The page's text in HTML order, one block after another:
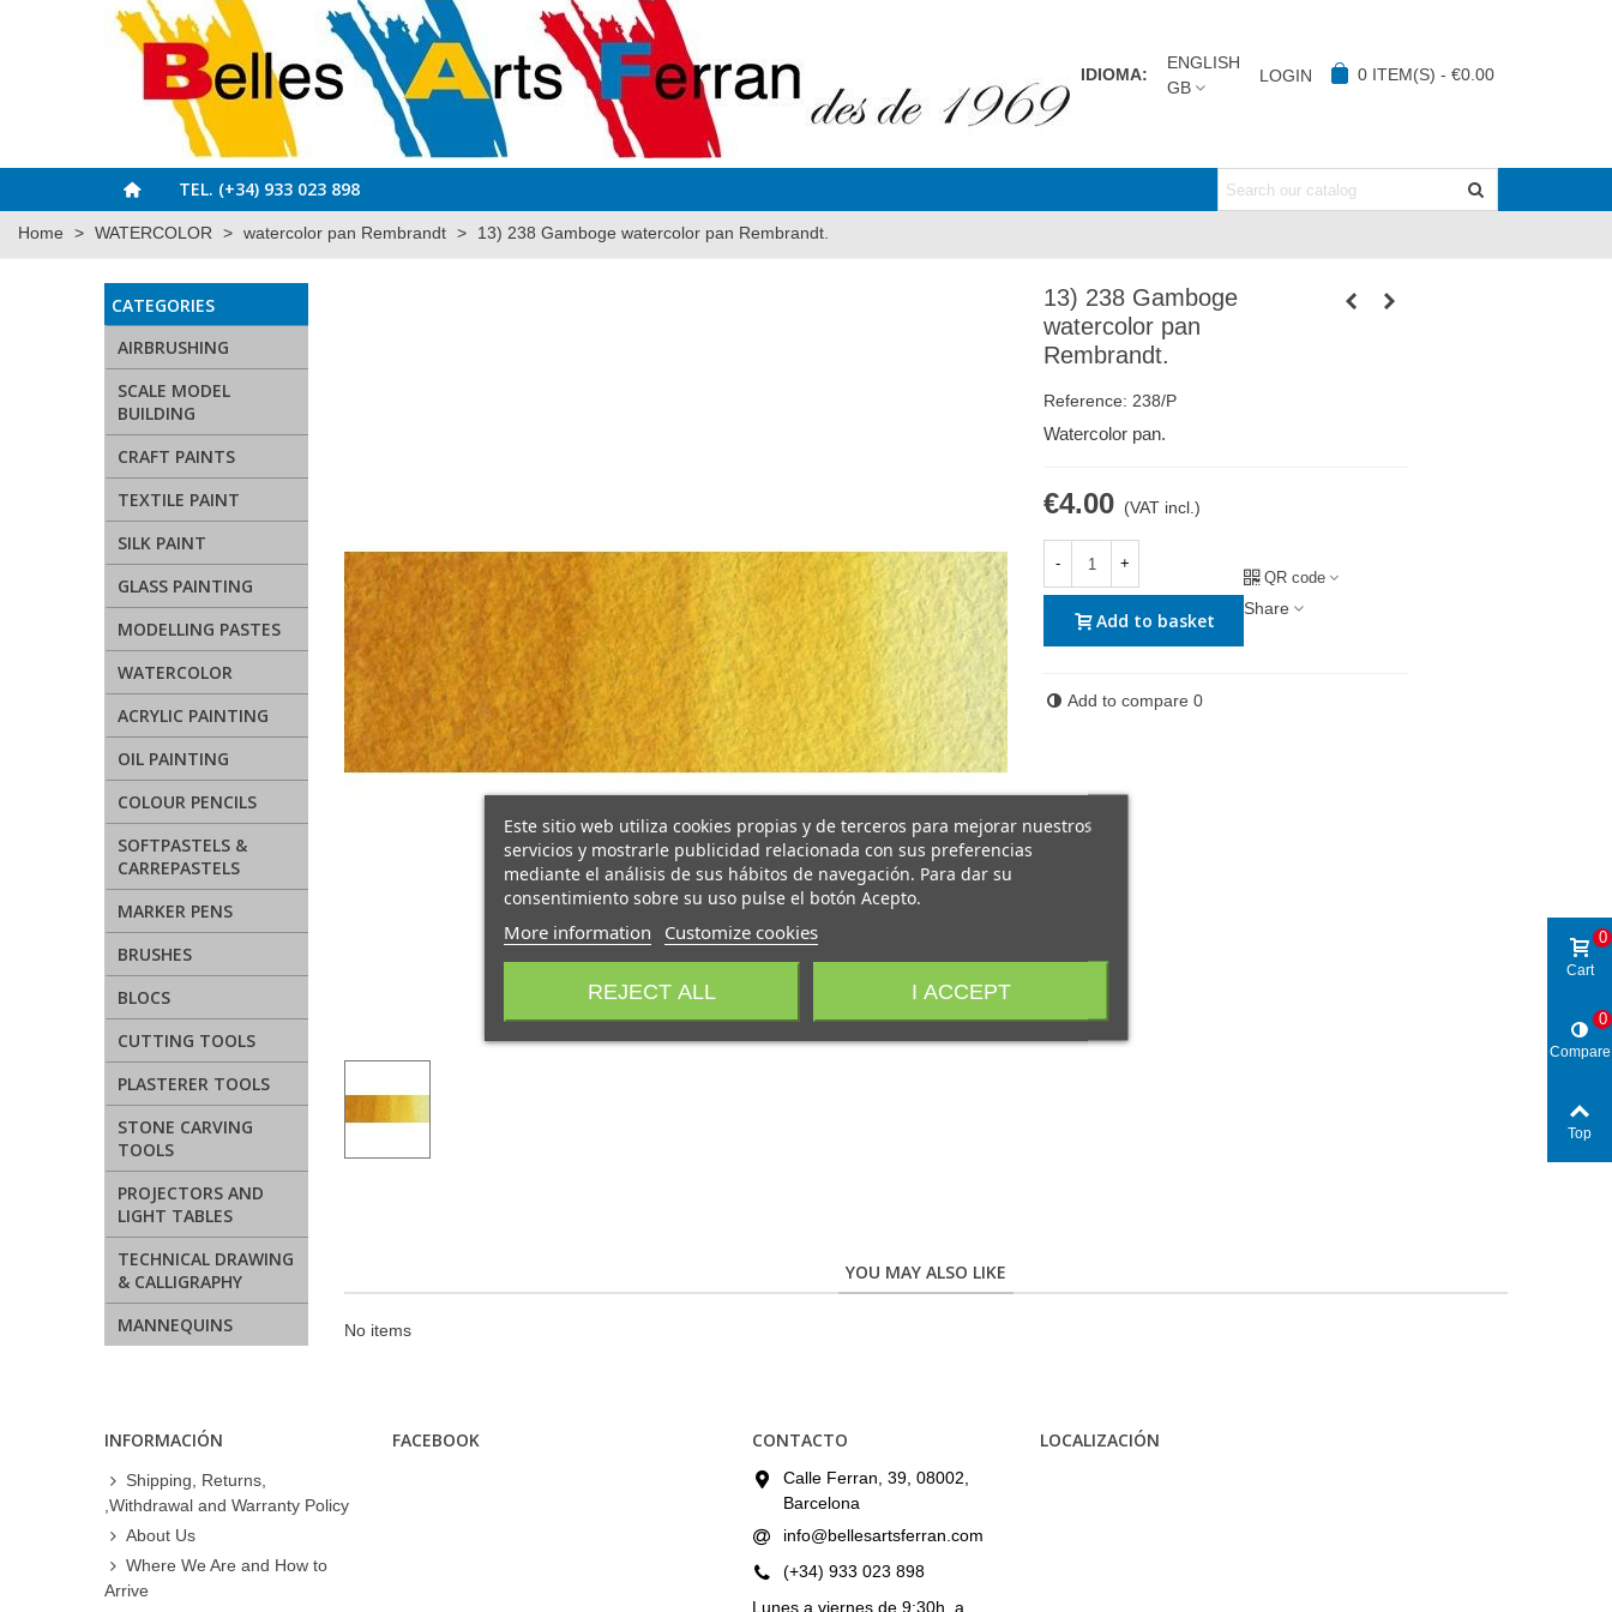
IDIOMA:
ENGLISH
GB
LOGIN 0 ITEM(S) - €0.00
TEL. (+34) 933 023 898
Home > WATERCOLOR > watercolor pan Rembrandt > 13) 238 Gamboge watercolor pan Rembrandt.
CATEGORIES
AIRBRUSHING
SCALE MODEL
BUILDING
CRAFT PAINTS
TEXTILE PAINT
SILK PAINT
GLASS PAINTING
MODELLING PASTES
WATERCOLOR
ACRYLIC PAINTING
OIL PAINTING
COLOUR PENCILS
SOFTPASTELS &
CARREPASTELS
MARKER PENS
BRUSHES
BLOCS
CUTTING TOOLS
PLASTERER TOOLS
STONE CARVING
TOOLS
PROJECTORS AND
LIGHT TABLES
TECHNICAL DRAWING
& CALLIGRAPHY
MANNEQUINS
13) 238 Gamboge
watercolor pan
Rembrandt.
Reference: 238/P
Watercolor pan.
€4.00 (VAT incl.)
- +
Add to basket
QR code
Share
Add to compare 0
YOU MAY ALSO LIKE
No items
INFORMACIÓN
Shipping, Returns,
,Withdrawal and Warranty Policy
About Us
Where We Are and How to
Arrive
FACEBOOK CONTACTO
Calle Ferran, 39, 08002,
Barcelona
info@bellesartsferran.com
(+34) 933 023 898
Lunes a viernes de 9:30h. a
LOCALIZACIÓN
Este sitio web utiliza cookies propias y de terceros para mejorar nuestros
servicios y mostrarle publicidad relacionada con sus preferencias
mediante el análisis de sus hábitos de navegación. Para dar su
consentimiento sobre su uso pulse el botón Acepto.
More information Customize cookies
REJECT ALL I ACCEPT
Cart
0
Compare
0
Top